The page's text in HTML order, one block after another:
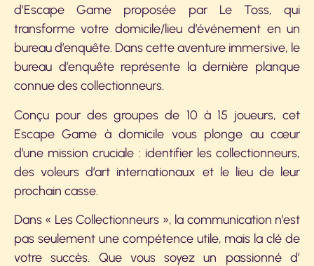
d’Escape Game proposée par Le Toss, qui
transforme votre domicile/lieu d’événement en un
bureau d’enquête. Dans cette aventure immersive, le
bureau d’enquête représente la dernière planque
connue des collectionneurs.
Conçu pour des groupes de 10 à 15 joueurs, cet
Escape Game à domicile vous plonge au cœur
d’une mission cruciale : identifier les collectionneurs,
des voleurs d’art internationaux et le lieu de leur
prochain casse.
Dans « Les Collectionneurs », la communication n’est
pas seulement une compétence utile, mais la clé de
votre succès. Que vous soyez un passionné d’